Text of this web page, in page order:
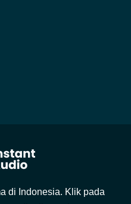
di Indonesia. Klik pada